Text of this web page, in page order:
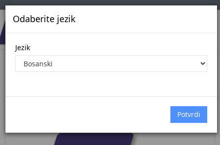
Odaberite jezik
Jezik
Pregled Dokumenata| Broj 26/26